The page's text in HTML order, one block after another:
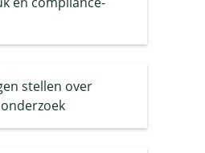
stellen over